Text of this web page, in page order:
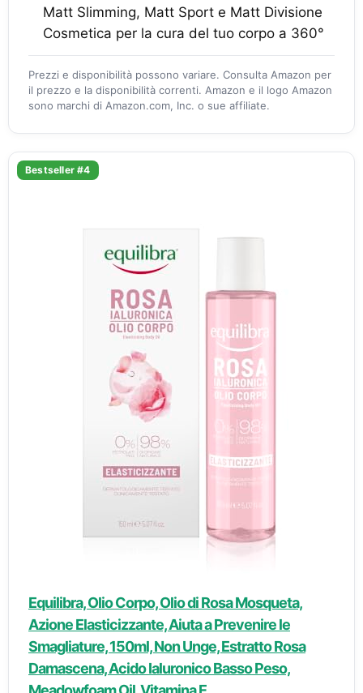
Matt Slimming, Matt Sport e Matt Divisione
Cosmetica per la cura del tuo corpo a 360°
Prezzi e disponibilità possono variare. Consulta Amazon per
il prezzo e la disponibilità correnti. Amazon e il logo Amazon
sono marchi di Amazon.com, Inc. o sue affiliate.
Bestseller #4
Equilibra, Olio Corpo, Olio di Rosa Mosqueta,
Azione Elasticizzante, Aiuta a Prevenire le
Smagliature, 150ml, Non Unge, Estratto Rosa
Damascena, Acido Ialuronico Basso Peso,